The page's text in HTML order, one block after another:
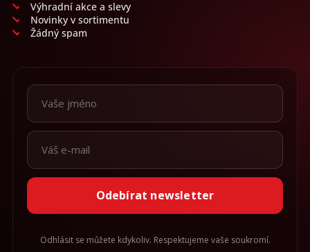
Výhradní akce a slevy
Novinky v sortimentu
Žádný spam
Odebírat newsletter
Odhlásit se můžete kdykoliv. Respektujeme vaše soukromí.